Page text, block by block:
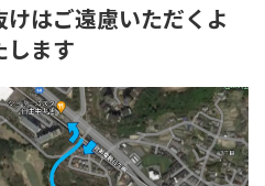
はご遠慮いただくよ
します